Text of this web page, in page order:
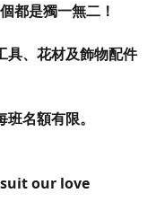
都是獨一無二！
具、花材及飾物配件
名額有限。
our love